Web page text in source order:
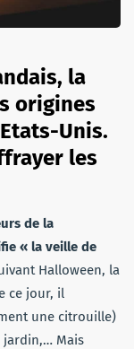
la
origines
Unis.
les
de la
« la veille de
Halloween, la
ce jour, il
une citrouille)
jardin,… Mais